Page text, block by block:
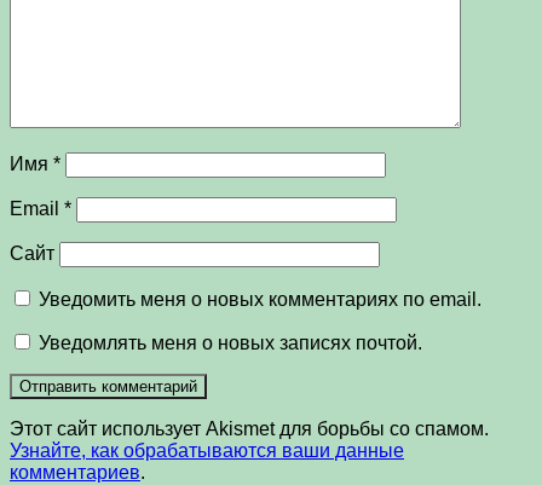
Имя *
Email *
Сайт
Уведомить меня о новых комментариях по email.
Уведомлять меня о новых записях почтой.
Этот сайт использует Akismet для борьбы со спамом.
Узнайте, как обрабатываются ваши данные
комментариев.